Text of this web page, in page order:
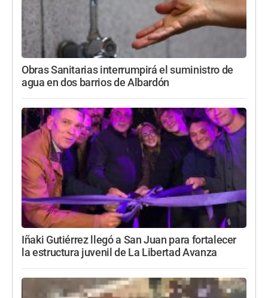
Obras Sanitarias interrumpirá el suministro de
agua en dos barrios de Albardón
Iñaki Gutiérrez llegó a San Juan para fortalecer
la estructura juvenil de La Libertad Avanza